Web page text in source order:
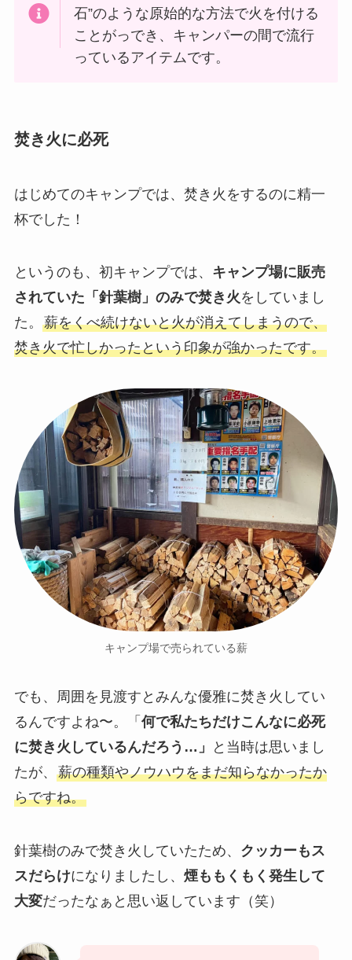
石”のような原始的な方法で火を付ける
ことがっでき、キャンパーの間で流行
っているアイテムです。
焚き火に必死
はじめてのキャンプでは、焚き火をするのに精一
杯でした！
というのも、初キャンプでは、 キャンプ場に販売
されていた「針葉樹」のみで焚き火 をしていまし
た。 薪をくべ続けないと火が消えてしまうので、
焚き火で忙しかったという印象が強かったです。
キャンプ場で売られている薪
でも、周囲を見渡すとみんな優雅に焚き火してい
るんですよね〜。「 何で私たちだけこんなに必死
に焚き火しているんだろう…」
と当時は思いまし
たが、 薪の種類やノウハウをまだ知らなかったか
らですね。
針葉樹のみで焚き火していたため、 クッカーもス
スだらけになりましたし、 煙ももくもく発生して
大変だったなぁと思い返しています（笑）